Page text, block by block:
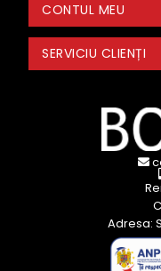
CONTUL MEU
SERVICIU CLIENȚI
Adresa: